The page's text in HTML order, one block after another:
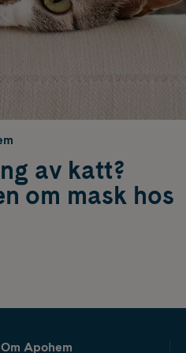
av katt?
om mask hos
Om Apohem